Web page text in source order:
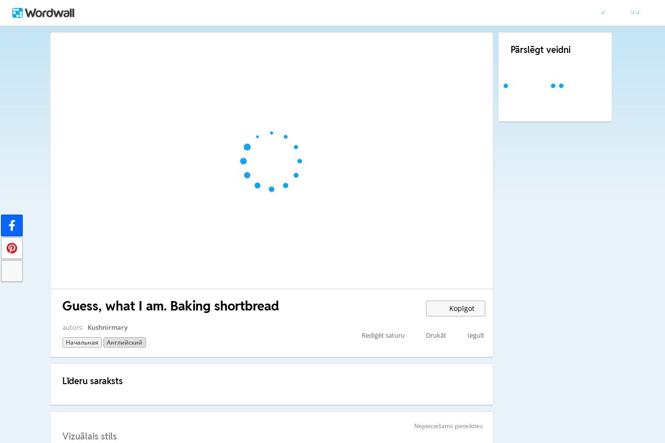
Guess, what I am. Baking shortbread Kopīgot
autors: Kushnirmary
Начальная Английский
Rediģēt saturu Drukāt Iegult
Līderu saraksts
Nepieciešams pieteikties
Vizuālais stils
Pārslēgt veidni